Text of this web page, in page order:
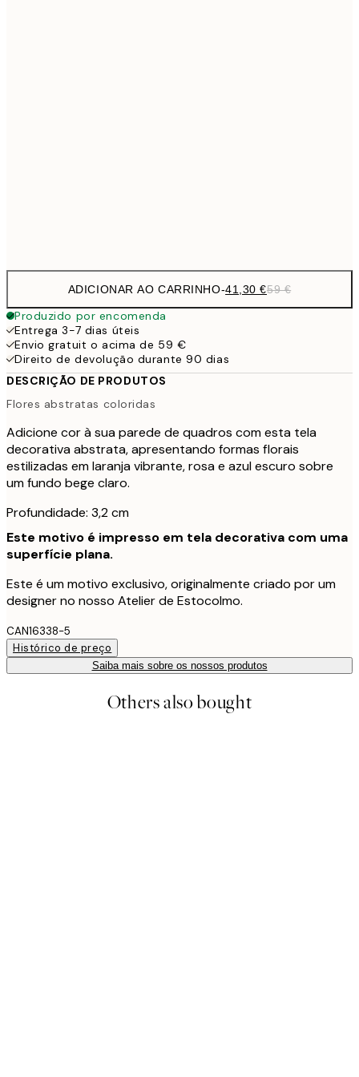
ADICIONAR AO CARRINHO-41,30 €59 €
Produzido por encomenda
Entrega 3-7 dias úteis
Envio gratuit o acima de 59 €
Direito de devolução durante 90 dias
DESCRIÇÃO DE PRODUTOS
Flores abstratas coloridas
Adicione cor à sua parede de quadros com esta tela
decorativa abstrata, apresentando formas florais
estilizadas em laranja vibrante, rosa e azul escuro sobre
um fundo bege claro.
Profundidade: 3,2 cm
Este motivo é impresso em tela decorativa com uma
superfície plana.
Este é um motivo exclusivo, originalmente criado por um
designer no nosso Atelier de Estocolmo.
CAN16338-5
Histórico de preço
Saiba mais sobre os nossos produtos
Others also bought